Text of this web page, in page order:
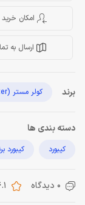
امکان
ارسال به
برند کولر مستر (Cooler Master)
دسته بندی ها
کیبورد کیبورد
0 دیدگاه